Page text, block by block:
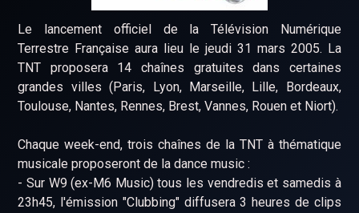
Le lancement officiel de la Télévision Numérique
Terrestre Française aura lieu le jeudi 31 mars 2005. La
TNT proposera 14 chaînes gratuites dans certaines
grandes villes (Paris, Lyon, Marseille, Lille, Bordeaux,
Toulouse, Nantes, Rennes, Brest, Vannes, Rouen et Niort).
Chaque week-end, trois chaînes de la TNT à thématique
musicale proposeront de la dance music :
- Sur W9 (ex-M6 Music) tous les vendredis et samedis à
23h45, l'émission "Clubbing" diffusera 3 heures de clips